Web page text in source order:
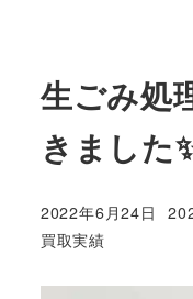
生ごみ処
きました
投稿日
2022年6月24日
更
カテゴリー
買取実績